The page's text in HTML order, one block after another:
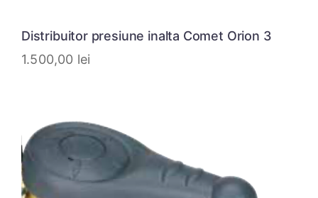
Distribuitor presiune inalta Comet Orion 3
1.500,00 lei